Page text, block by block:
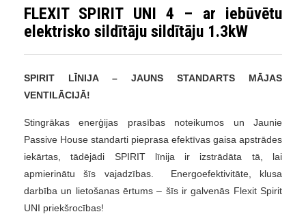
FLEXIT SPIRIT UNI 4 – ar iebūvētu
elektrisko sildītāju sildītāju 1.3kW
SPIRIT LĪNIJA – JAUNS STANDARTS MĀJAS
VENTILĀCIJĀ!
Stingrākas enerģijas prasības noteikumos un Jaunie
Passive House standarti pieprasa efektīvas gaisa apstrādes
iekārtas, tādējādi SPIRIT līnija ir izstrādāta tā, lai
apmierinātu šīs vajadzības. Energoefektivitāte, klusa
darbība un lietošanas ērtums – šīs ir galvenās Flexit Spirit
UNI priekšrocības!